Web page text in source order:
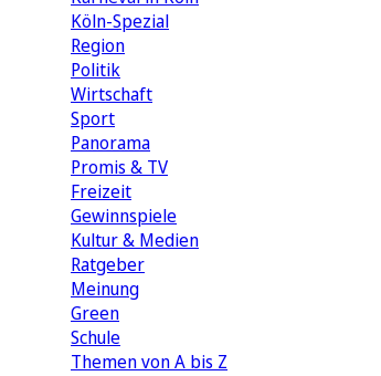
Köln-Spezial
Region
Politik
Wirtschaft
Sport
Panorama
Promis & TV
Freizeit
Gewinnspiele
Kultur & Medien
Ratgeber
Meinung
Green
Schule
Themen von A bis Z